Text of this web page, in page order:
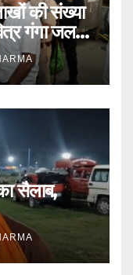
की संख्या
गंगा जल
सैलाब,